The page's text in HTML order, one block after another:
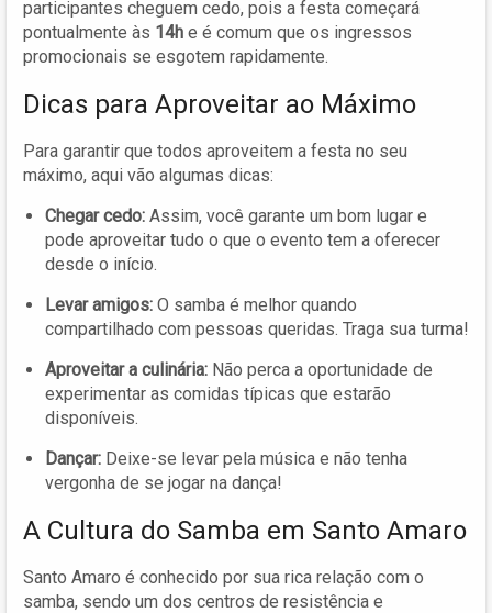
participantes cheguem cedo, pois a festa começará
pontualmente às 14h e é comum que os ingressos
promocionais se esgotem rapidamente.
Dicas para Aproveitar ao Máximo
Para garantir que todos aproveitem a festa no seu
máximo, aqui vão algumas dicas:
Chegar cedo: Assim, você garante um bom lugar e
pode aproveitar tudo o que o evento tem a oferecer
desde o início.
Levar amigos: O samba é melhor quando
compartilhado com pessoas queridas. Traga sua turma!
Aproveitar a culinária: Não perca a oportunidade de
experimentar as comidas típicas que estarão
disponíveis.
Dançar: Deixe-se levar pela música e não tenha
vergonha de se jogar na dança!
A Cultura do Samba em Santo Amaro
Santo Amaro é conhecido por sua rica relação com o
samba, sendo um dos centros de resistência e